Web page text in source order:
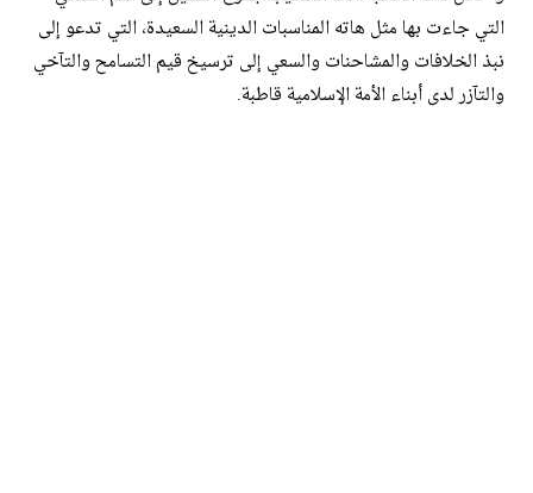
التي جاءت بها مثل هاته المناسبات الدينية السعيدة، التي تدعو إلى
نبذ الخلافات والمشاحنات والسعي إلى ترسيخ قيم التسامح والتآخي
والتآزر لدى أبناء الأمة الإسلامية قاطبة.